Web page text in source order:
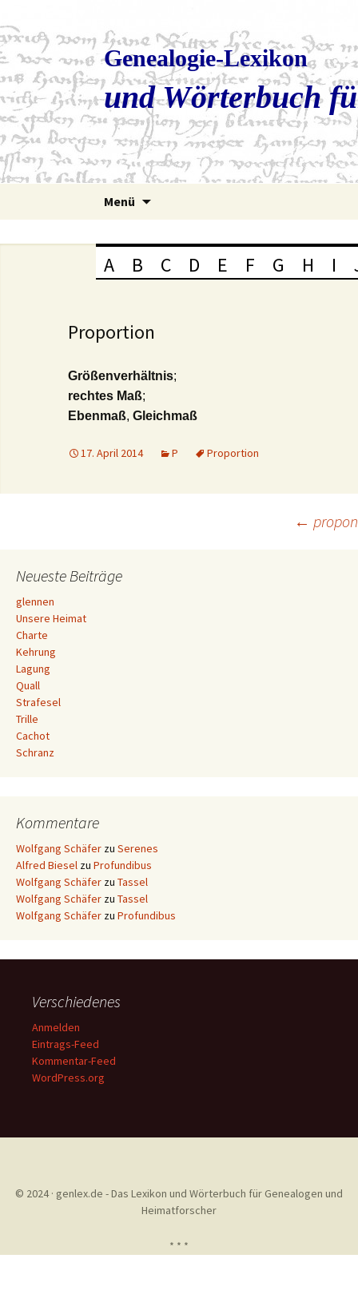
Genealogie-Lexikon
und Wörterbuch
Menü
A B C D E F G H I
Proportion
Größenverhältnis;
rechtes Maß;
Ebenmaß, Gleichmaß
17. April 2014 P Proportion
Navigation
←
Neueste Beiträge
glennen
Unsere Heimat
Charte
Kehrung
Lagung
Quall
Strafesel
Trille
Cachot
Schranz
Kommentare
Wolfgang Schäfer zu Serenes
Alfred Biesel zu Profundibus
Wolfgang Schäfer zu Tassel
Wolfgang Schäfer zu Tassel
Wolfgang Schäfer zu Profundibus
Verschiedenes
Anmelden
Eintrags-Feed
Kommentar-Feed
WordPress.org
© 2024 · genlex.de - Das Lexikon und Wörterbuch für Genealogen und
Heimatforscher
* * *